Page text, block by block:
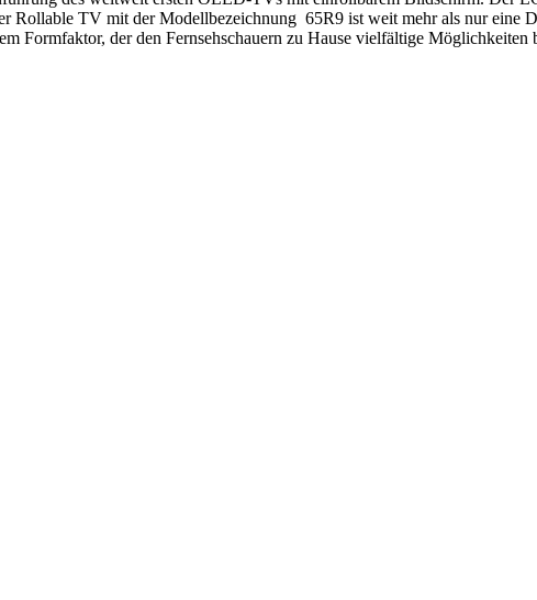
Rollable TV mit der Modellbezeichnung 65R9 ist weit mehr als nur eine
Formfaktor, der den Fernsehschauern zu Hause vielfältige